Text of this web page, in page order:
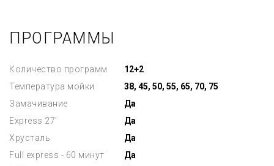
ПРОГРАММЫ
Количество программ
12+2
Температура мойки
38, 45, 50, 55, 65, 70, 75
Замачивание
Да
Express 27'
Да
Хрусталь
Да
Full express - 60 минут
Да